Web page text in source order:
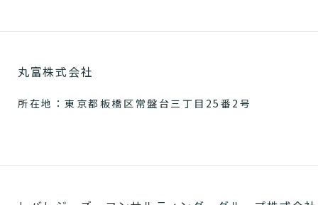
丸富株式会社
所在地：東京都板橋区常盤台三丁目25番2号